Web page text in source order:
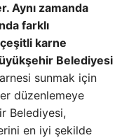
Aynı zamanda
farklı
karne
Belediyesi
sunmak için
düzenlemeye
Belediyesi,
en iyi şekilde